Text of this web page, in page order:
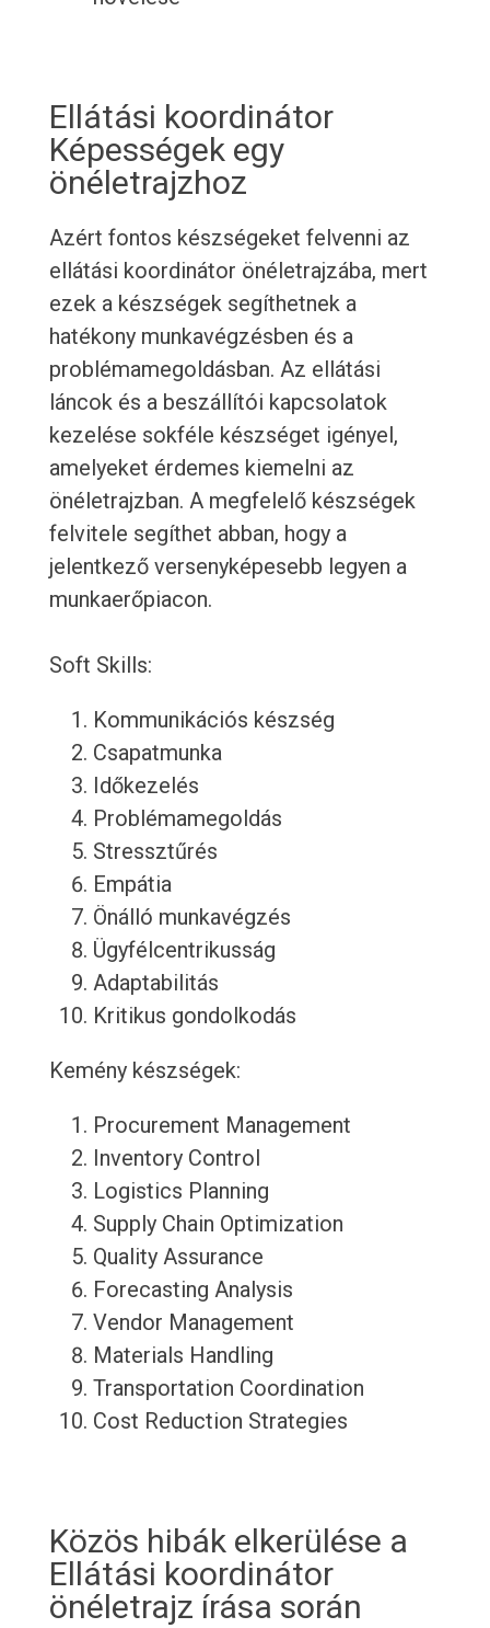
Ellátási koordinátor
Képességek egy
önéletrajzhoz
Azért fontos készségeket felvenni az
ellátási koordinátor önéletrajzába, mert
ezek a készségek segíthetnek a
hatékony munkavégzésben és a
problémamegoldásban. Az ellátási
láncok és a beszállítói kapcsolatok
kezelése sokféle készséget igényel,
amelyeket érdemes kiemelni az
önéletrajzban. A megfelelő készségek
felvitele segíthet abban, hogy a
jelentkező versenyképesebb legyen a
munkaerőpiacon.
Soft Skills:
Kommunikációs készség
Csapatmunka
Időkezelés
Problémamegoldás
Stressztűrés
Empátia
Önálló munkavégzés
Ügyfélcentrikusság
Adaptabilitás
Kritikus gondolkodás
Kemény készségek:
Procurement Management
Inventory Control
Logistics Planning
Supply Chain Optimization
Quality Assurance
Forecasting Analysis
Vendor Management
Materials Handling
Transportation Coordination
Cost Reduction Strategies
Közös hibák elkerülése a
Ellátási koordinátor
önéletrajz írása során